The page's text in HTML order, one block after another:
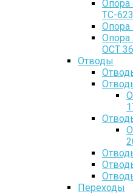
Опора
ТС-
Опора
Опора
ОСТ
Отводы
Переходы